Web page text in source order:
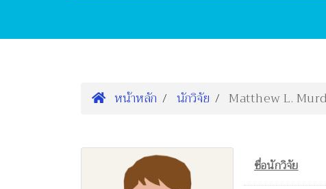
หน้าหลัก นักวิจัย Matthew L.
ชื่อนักวิจัย